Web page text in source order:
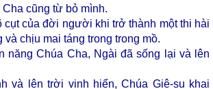
cũng từ bỏ mình.
cụt của đời người khi trở thành một thi hài
và chịu mai táng trong trong mồ.
năng Chúa Cha, Ngài đã sống lại và lên
và lên trời vinh hiển, Chúa Giê-su khai